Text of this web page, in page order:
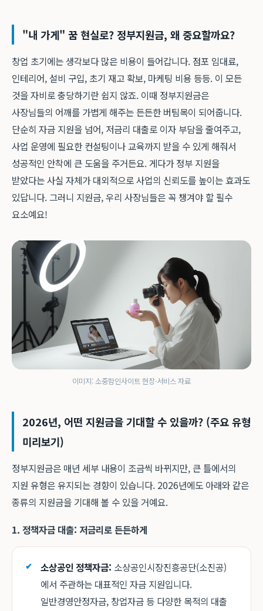
"내 가게" 꿈 현실로? 정부지원금, 왜 중요할까요?
창업 초기에는 생각보다 많은 비용이 들어갑니다. 점포 임대료,
인테리어, 설비 구입, 초기 재고 확보, 마케팅 비용 등등. 이 모든
것을 자비로 충당하기란 쉽지 않죠. 이때 정부지원금은
사장님들의 어깨를 가볍게 해주는 든든한 버팀목이 되어줍니다.
단순히 자금 지원을 넘어, 저금리 대출로 이자 부담을 줄여주고,
사업 운영에 필요한 컨설팅이나 교육까지 받을 수 있게 해줘서
성공적인 안착에 큰 도움을 주거든요. 게다가 정부 지원을
받았다는 사실 자체가 대외적으로 사업의 신뢰도를 높이는 효과도
있답니다. 그러니 지원금, 우리 사장님들은 꼭 챙겨야 할 필수
요소예요!
이미지: 소중함인사이트 현장·서비스 자료
2026년, 어떤 지원금을 기대할 수 있을까? (주요 유형
미리보기)
정부지원금은 매년 세부 내용이 조금씩 바뀌지만, 큰 틀에서의
지원 유형은 유지되는 경향이 있습니다. 2026년에도 아래와 같은
종류의 지원금을 기대해 볼 수 있을 거예요.
1. 정책자금 대출: 저금리로 든든하게
소상공인 정책자금: 소상공인시장진흥공단(소진공)
에서 주관하는 대표적인 자금 지원입니다.
일반경영안정자금, 창업자금 등 다양한 목적의 대출